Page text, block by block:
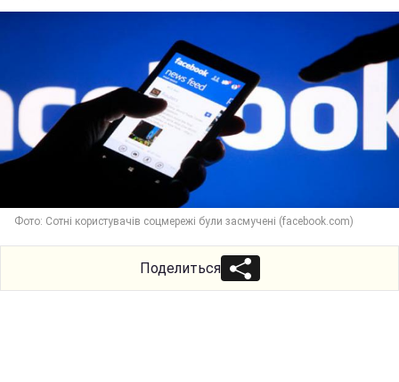
Фото: Сотні користувачів соцмережі були засмучені (facebook.com)
Поделиться